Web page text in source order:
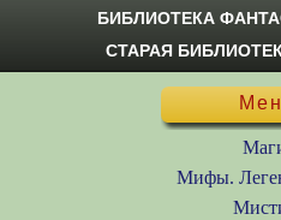
БИБЛИОТЕКА
СТАРАЯ
Мифы.